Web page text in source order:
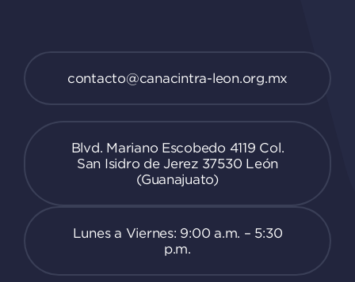
contacto@canacintra-leon.org.mx
Blvd. Mariano Escobedo 4119 Col.
San Isidro de Jerez 37530 León
(Guanajuato)
Lunes a Viernes: 9:00 a.m. – 5:30
p.m.